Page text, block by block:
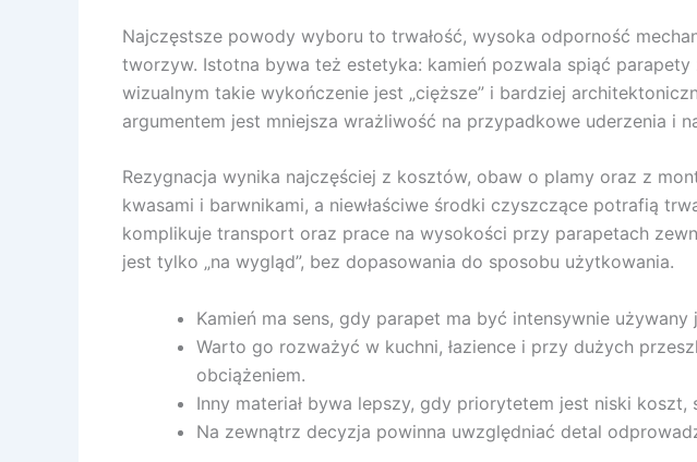
Najczęstsze powody wyboru to trwałość, wysoka odporność
tworzyw. Istotna bywa też estetyka: kamień pozwala spiąć
wizualnym takie wykończenie jest „cięższe” i bardziej
argumentem jest mniejsza wrażliwość na przypadkowe uderzenia i
Rezygnacja wynika najczęściej z kosztów, obaw o plamy oraz z
kwasami i barwnikami, a niewłaściwe środki czyszczące potrafią
komplikuje transport oraz prace na wysokości przy parapetach
jest tylko „na wygląd”, bez dopasowania do sposobu użytkowania.
Kamień ma sens, gdy parapet ma być intensywnie
Warto go rozważyć w kuchni, łazience i przy dużych
obciążeniem.
Inny materiał bywa lepszy, gdy priorytetem jest niski
Na zewnątrz decyzja powinna uwzględniać detal